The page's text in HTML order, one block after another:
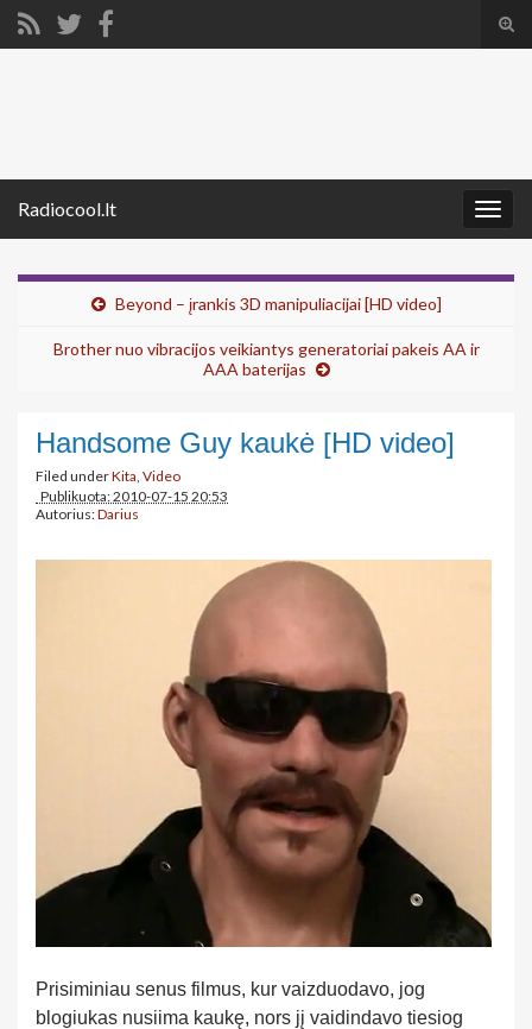
Radiocool.lt
Beyond – įrankis 3D manipuliacijai [HD video]
Brother nuo vibracijos veikiantys generatoriai pakeis AA ir
AAA baterijas
Handsome Guy kaukė [HD video]
Filed underKita, Video
Publikuota: 2010-07-15 20:53
Autorius:Darius
Prisiminiau senus filmus, kur vaizduodavo, jog
blogiukas nusiima kaukę, nors jį vaidindavo tiesiog